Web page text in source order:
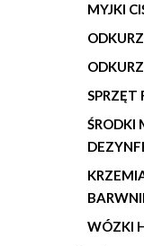
MYJKI
SPRZĘT
ŚRODKI
WÓZKI